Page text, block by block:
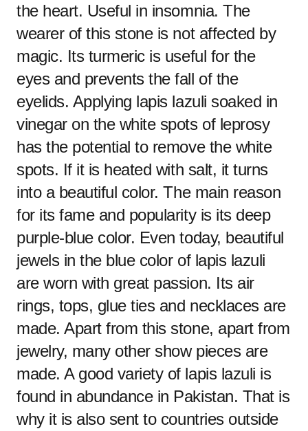
the heart. Useful in insomnia. The
wearer of this stone is not affected by
magic. Its turmeric is useful for the
eyes and prevents the fall of the
eyelids. Applying lapis lazuli soaked in
vinegar on the white spots of leprosy
has the potential to remove the white
spots. If it is heated with salt, it turns
into a beautiful color. The main reason
for its fame and popularity is its deep
purple-blue color. Even today, beautiful
jewels in the blue color of lapis lazuli
are worn with great passion. Its air
rings, tops, glue ties and necklaces are
made. Apart from this stone, apart from
jewelry, many other show pieces are
made. A good variety of lapis lazuli is
found in abundance in Pakistan. That is
why it is also sent to countries outside